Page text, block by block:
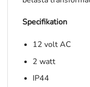
Specifikation
12 volt AC
2 watt
IP44